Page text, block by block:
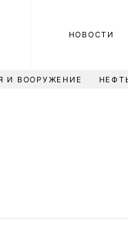
НОВОСТИ
И ВООРУЖЕНИЕ